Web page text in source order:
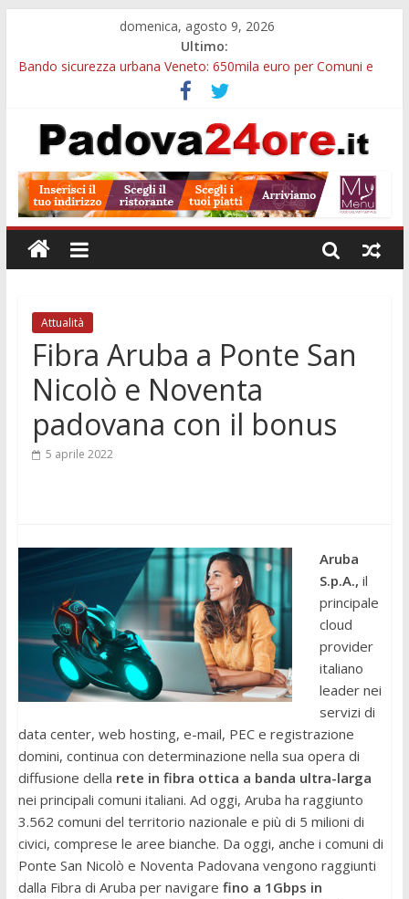
domenica, agosto 9, 2026
Ultimo:
Bando sicurezza urbana Veneto: 650mila euro per Comuni e
Restauro 2026, chiuse le domande: 2,5 milioni per formare
nuove competenze in Veneto
Calici di Stelle Arzergrande: astronomia, musica e sapori al
Notizie di Padova alle ore 10: censimento a Monselice, arresto
antidroga e siccità
Notizie di Padova alle ore 23: maltrattamenti, arresto a
Limena e progetto Cool Shop
Attualità
Fibra Aruba a Ponte San
Nicolò e Noventa
padovana con il bonus
5 aprile 2022
Aruba
S.p.A., il
principale
cloud
provider
italiano
leader nei
servizi di
data center, web hosting, e-mail, PEC e registrazione
domini, continua con determinazione nella sua opera di
diffusione della rete in fibra ottica a banda ultra-larga
nei principali comuni italiani. Ad oggi, Aruba ha raggiunto
3.562 comuni del territorio nazionale e più di 5 milioni di
civici, comprese le aree bianche. Da oggi, anche i comuni di
Ponte San Nicolò e Noventa Padovana vengono raggiunti
dalla Fibra di Aruba per navigare fino a 1Gbps in